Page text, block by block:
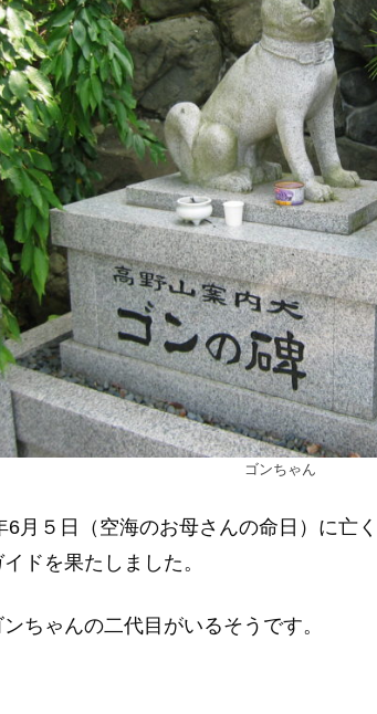
ゴンちゃん
6月５日（空海のお母さんの命日）に亡
ドを果たしました。
ちゃんの二代目がいるそうです。